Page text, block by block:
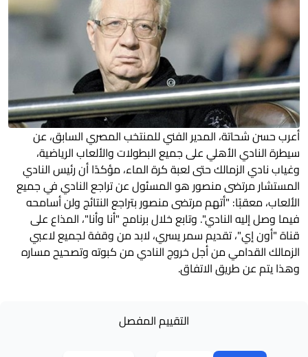
أعرب حسن شحاتة، المدير الفني للمنتخب المصري السابق، عن
سيطرة النادي الأهلي على جميع البطولات والألعاب الرياضية،
وغياب نادي الزمالك حتى لعبة كرة الماء، مؤكدًا أن رئيس النادي
المستشار مرتضى منصور هو المسئول عن تراجع النادي في جميع
الألعاب، معقبًا: "أتهم مرتضى منصور بتراجع النتائج ولن أسامحه
فيما وصل إليه النادي". وتابع خلال برنامج "أنا وأنا"، المذاع على
قناة "أون إي"، تقديم سمر يسري، لابد من وقفة لجميع لاعبي
الزمالك القدامي من أجل خروج النادي من كبوته وتصحيح مساره
وهذا يتم عن طريق الاتفاق.
التقييم المفصل